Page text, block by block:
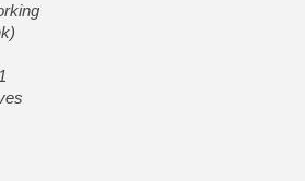
[Mo5] Deux inédits du
[GK] Le beat'em up The
[GK] Endless Legend 2 :
[LS] [PS5] Le WebKit